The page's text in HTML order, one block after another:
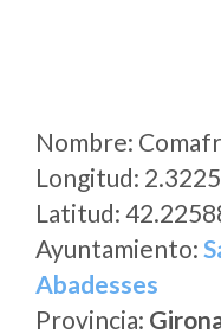
Nombre:
Longitud:
Latitud:
Ayuntamiento:
Abadesses
Provincia: